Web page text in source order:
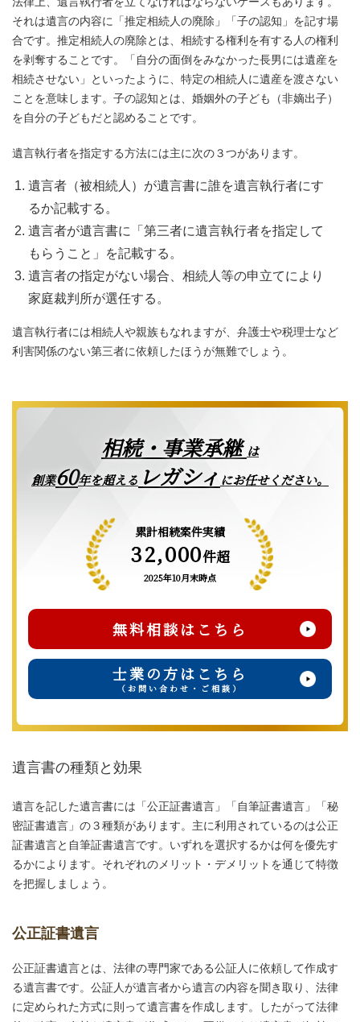
それは遺言の内容に「推定相続人の廃除」「子の認知」を記す場
合です。推定相続人の廃除とは、相続する権利を有する人の権利
を剥奪することです。「自分の面倒をみなかった長男には遺産を
相続させない」といったように、特定の相続人に遺産を渡さない
ことを意味します。子の認知とは、婚姻外の子ども（非嫡出子）
を自分の子どもだと認めることです。
遺言執行者を指定する方法には主に次の３つがあります。
遺言者（被相続人）が遺言書に誰を遺言執行者にす
るか記載する。
遺言者が遺言書に「第三者に遺言執行者を指定して
もらうこと」を記載する。
遺言者の指定がない場合、相続人等の申立てにより
家庭裁判所が選任する。
遺言執行者には相続人や親族もなれますが、弁護士や税理士など
利害関係のない第三者に依頼したほうが無難でしょう。
相続・事業承継は
創業60年を超える レガシィ にお任せください。
累計相続案件実績
32,000件超
2025年10月末時点
無料相談はこちら
士業の方はこちら
（お問い合わせ・ご相談）
遺言書の種類と効果
遺言を記した遺言書には「公正証書遺言」「自筆証書遺言」「秘
密証書遺言」の３種類があります。主に利用されているのは公正
証書遺言と自筆証書遺言です。いずれを選択するかは何を優先す
るかによります。それぞれのメリット・デメリットを通じて特徴
を把握しましょう。
公正証書遺言
公正証書遺言とは、法律の専門家である公証人に依頼して作成す
る遺言書です。公証人が遺言者から遺言の内容を聞き取り、法律
に定められた方式に則って遺言書を作成します。したがって法律